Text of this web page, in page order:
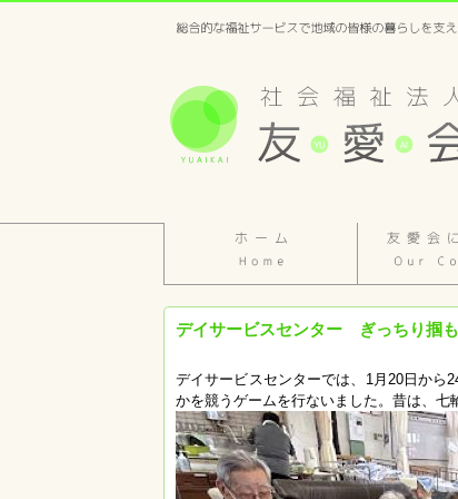
デイサービスセンター ぎっちり掴
デイサービスセンターでは、1月20日から
かを競うゲームを行ないました。昔は、七